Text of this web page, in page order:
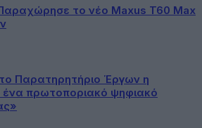
το νέο Maxus T60 Max
Παρατηρητήριο Έργων η
ένα πρωτοποριακό ψηφιακό